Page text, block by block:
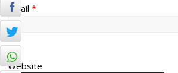
Email*
Website